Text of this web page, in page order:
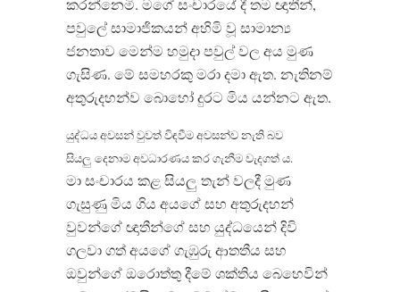
කරන්නෙමි. මගේ සංචාරයේ දී තම ඥාතීන්,
පවුලේ සාමාජිකයන් අහිමි වූ සාමාන්‍ය
ජනතාව මෙන්ම හමුදා පවුල් වල අය මුණ
ගැසිණ. මේ සමහරකු මරා දමා ඇත. නැතිනම්
අතුරුදහන්ව බොහෝ දුරට මිය යන්නට ඇත.
යුද්ධය අවසන් වුවත් විඳවීම අවසන්ව නැති බව
සියලු දෙනාම අවධාරණය කර ගැනීම වැදගත් ය.
මා සංචාරය කළ සියලු තැන් වලදී මුණ
ගැසුණු මිය ගිය අයගේ සහ අතුරුදහන්
වුවන්ගේ ඥාතීන්ගේ සහ යුද්ධයෙන් දිවි
ගලවා ගත් අයගේ ගැඹුරු ආතතීය සහ
ඔවුන්ගේ ඔරොත්තු දීමේ ශක්තිය බෙහෙවින්